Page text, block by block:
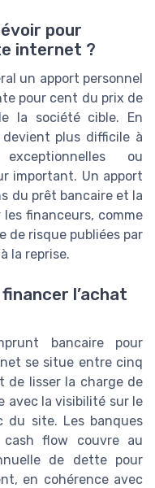
pour
internet ?
un apport personnel
pour cent du prix de
la société cible. En
plus difficile à
ou
important. Un apport
du prêt bancaire et la
financeurs, comme
de risque publiées par
la reprise.
l’achat
bancaire pour
se situe entre cinq
de lisser la charge de
la visibilité sur le
du site. Les banques
flow couvre au
de dette pour
en cohérence avec